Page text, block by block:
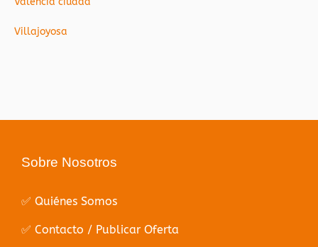
Villajoyosa
Sobre Nosotros
✅ Quiénes Somos
✅ Contacto / Publicar Oferta